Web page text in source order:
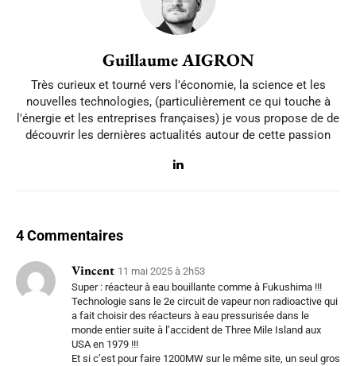
Guillaume AIGRON
Très curieux et tourné vers l'économie, la science et les
nouvelles technologies, (particulièrement ce qui touche à
l'énergie et les entreprises françaises) je vous propose de de
découvrir les dernières actualités autour de cette passion
4 Commentaires
Vincent 11 mai 2025 à 2h53
Super : réacteur à eau bouillante comme à Fukushima !!!
Technologie sans le 2e circuit de vapeur non radioactive qui
a fait choisir des réacteurs à eau pressurisée dans le
monde entier suite à l’accident de Three Mile Island aux
USA en 1979 !!!
Et si c’est pour faire 1200MW sur le même site, un seul gros